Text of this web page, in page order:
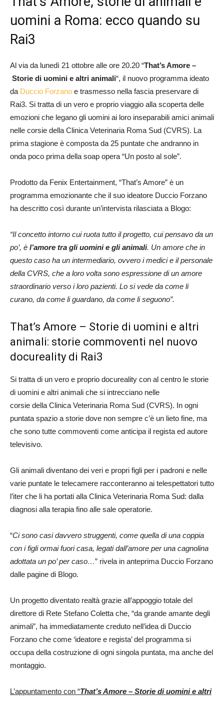
uomini a Roma: ecco quando su
Rai3
Al via da lunedì 21 ottobre alle ore 20.20 “That’s Amore –
Storie di uomini e altri animali“, il nuovo programma ideato
da Duccio Forzano e trasmesso nella fascia preservare di
Rai3. Si tratta di un vero e proprio viaggio alla scoperta delle
emozioni che legano gli uomini ai loro inseparabili amici animali
nelle corsie della Clinica Veterinaria Roma Sud (CVRS). La
prima stagione è composta da 25 puntate che andranno in
onda poco prima della soap opera “Un posto al sole”.
Prodotto da Fenix Entertainment, “That’s Amore” è un
programma emozionante che il suo ideatore Duccio Forzano
ha descritto così durante un’intervista rilasciata a Blogo:
“Il concetto intorno cui ruota tutto il progetto, cui pensavo da un
po’, è l’amore tra gli uomini e gli animali. Un amore che in
questo caso ha un intermediario, ovvero i medici e il personale
della CVRS, che a loro volta sono espressione di un amore
straordinario verso i loro pazienti. Lo si vede da come li
curano, da come li guardano, da come li seguono”.
That’s Amore – Storie di uomini e altri
animali: storie commoventi nel nuovo
docureality di Rai3
Si tratta di un vero e proprio docureality con al centro le storie
di uomini e altri animali che si intrecciano nelle
corsie della Clinica Veterinaria Roma Sud (CVRS). In ogni
puntata spazio a storie dove non sempre c’è un lieto fine, ma
che sono tutte commoventi come anticipa il regista ed autore
televisivo.
Gli animali diventano dei veri e propri figli per i padroni e nelle
varie puntate le telecamere racconteranno ai telespettatori tutto
l’iter che li ha portati alla Clinica Veterinaria Roma Sud: dalla
diagnosi alla terapia fino alle sale operatorie.
“Ci sono casi davvero struggenti, come quella di una coppia
con i figli ormai fuori casa, legati dall’amore per una cagnolina
adottata un po’ per caso…” rivela in anteprima Duccio Forzano
dalle pagine di Blogo.
Un progetto diventato realtà grazie all’appoggio totale del
direttore di Rete Stefano Coletta che, “da grande amante degli
animali”, ha immediatamente creduto nell’idea di Duccio
Forzano che come ‘ideatore e regista’ del programma si
occupa della costruzione di ogni singola puntata, ma anche del
montaggio.
L’appuntamento con “That’s Amore – Storie di uomini e altri